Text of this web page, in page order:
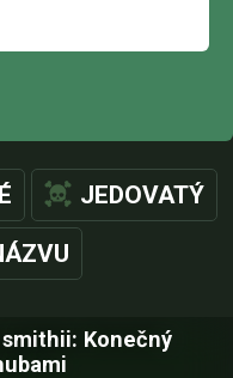
JEDOVATÝ
Konečný